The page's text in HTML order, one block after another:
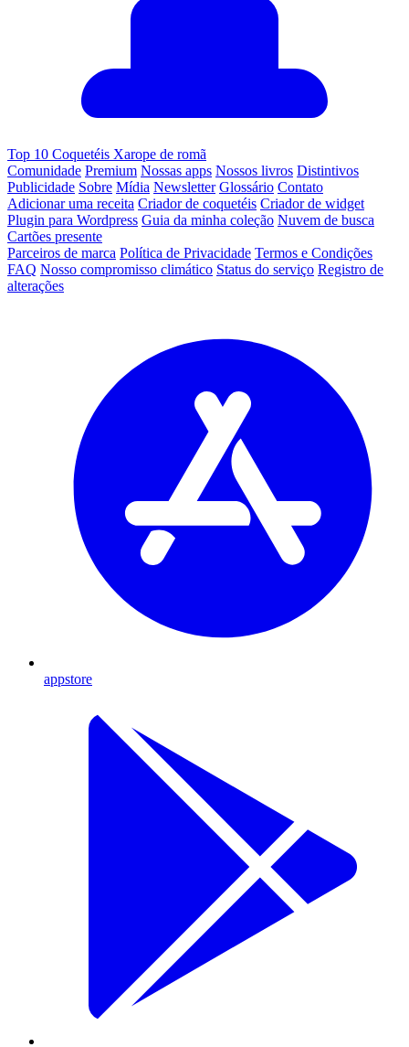
Top 10 Coquetéis Xarope de romã
Comunidade Premium Nossas apps Nossos livros Distintivos
Publicidade Sobre Mídia Newsletter Glossário Contato
Adicionar uma receita Criador de coquetéis Criador de widget
Plugin para Wordpress Guia da minha coleção Nuvem de busca
Cartões presente
Parceiros de marca Política de Privacidade Termos e Condições
FAQ Nosso compromisso climático Status do serviço Registro de
alterações
appstore